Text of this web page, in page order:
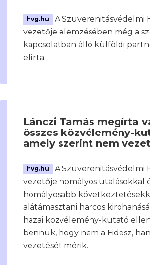
hvg.hu
A Szuverenitásvédelmi
vezetője elemzésében még a
kapcsolatban álló külföldi
elírta.
Lánczi Tamás megírta
összes közvélemény-
amely szerint nem
hvg.hu
A Szuverenitásvédelmi
vezetője homályos utalásokkal
homályosabb
alátámasztani harcos
hazai közvélemény-kutató
bennük, hogy nem a Fidesz,
vezetését mérik.